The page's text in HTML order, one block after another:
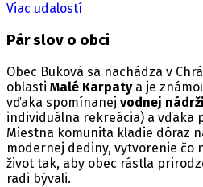
Viac udalostí
Pár slov o obci
Obec Buková sa nachádza v
oblasti Malé Karpatya je
vďaka spomínanej vodnej
individuálna rekreácia) a vďaka
Miestna komunita kladie dôraz
modernej dediny, vytvorenie čo
život tak, aby obec rástla
radi bývali.